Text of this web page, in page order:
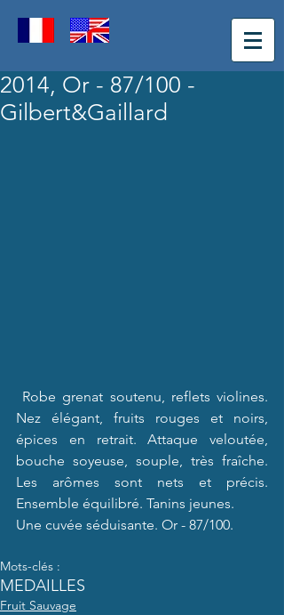
2014, Or - 87/100 -
Gilbert&Gaillard
Nez élégant, fruits rouges et noirs,
épices en retrait. Attaque veloutée,
bouche soyeuse, souple, très fraîche.
Les arômes sont nets et précis.
Ensemble équilibré. Tanins jeunes.
Une cuvée séduisante. Or - 87/100.
Mots-clés :
MEDAILLES
Fruit Sauvage